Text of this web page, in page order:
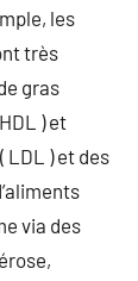
les
très
gras
) et
LDL ) et des
via des